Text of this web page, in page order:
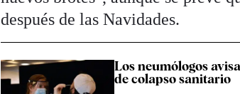
después de las Navidades.
Los neumólogos
de colapso sanitario